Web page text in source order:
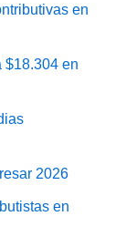
en
$18.304 en
2026
en